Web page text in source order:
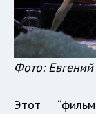
Фото:
Этот